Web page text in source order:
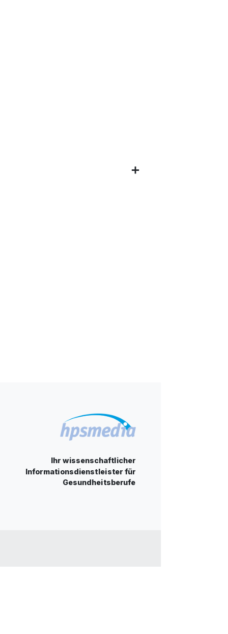
Ihr wissenschaftlicher
Informationsdienstleister für
Gesundheitsberufe